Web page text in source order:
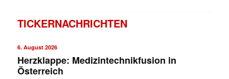
TICKERNACHRICHTEN
6. August 2026
Herzklappe: Medizintechnikfusion in
Österreich